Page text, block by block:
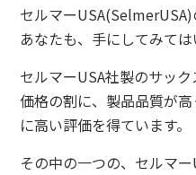
セルマー
あなたも、手にしてみて
セルマーUSA社製のサッ
価格の割に、製品品質が
に高い評価を得ています。
その中の一つの、セルマ